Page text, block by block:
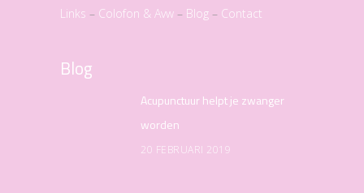
Links – Colofon & Avw – Blog – Contact
Blog
Acupunctuur helpt je zwanger
worden
20 FEBRUARI 2019